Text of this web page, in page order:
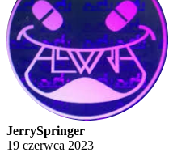
JerrySpringer
19 czerwca 2023